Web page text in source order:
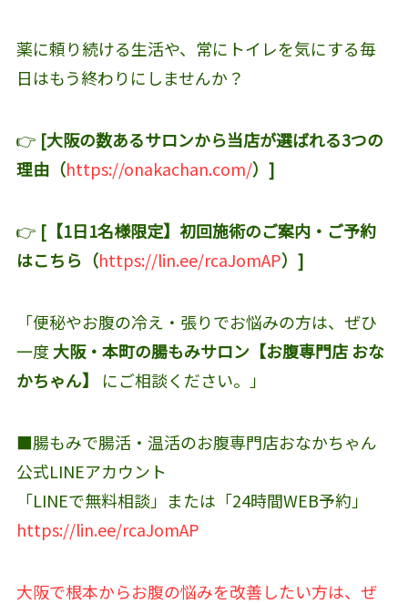
薬に頼り続ける生活や、常にトイレを気にする毎
日はもう終わりにしませんか？
👉 [大阪の数あるサロンから当店が選ばれる3つの
理由（https://onakachan.com/）]
👉 [【1日1名様限定】初回施術のご案内・ご予約
はこちら（https://lin.ee/rcaJomAP）]
「便秘やお腹の冷え・張りでお悩みの方は、ぜひ
一度 大阪・本町の腸もみサロン【お腹専門店 おな
かちゃん】
にご相談ください。」
■腸もみで腸活・温活のお腹専門店おなかちゃん
公式LINEアカウント‬
「LINEで無料相談」または「24時間WEB予約」
https://lin.ee/rcaJomAP
大阪で根本からお腹の悩みを改善したい方は、ぜ